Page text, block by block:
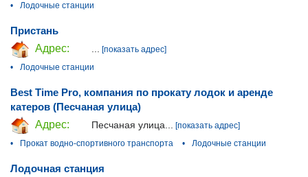
•
Лодочные станции
Пристань
Адрес:
... [показать адрес]
•
Лодочные станции
Best Time Pro, компания по прокату лодок и аренде
катеров (Песчаная улица)
Адрес:
Песчаная улица...
[показать адрес]
•
Прокат водно-спортивного транспорта • Лодочные станции
Лодочная станция